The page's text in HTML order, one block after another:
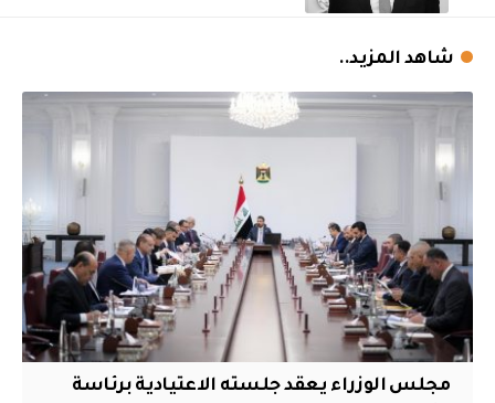
شاهد المزيد..
مجلس الوزراء يعقد جلسته الاعتيادية برئاسة